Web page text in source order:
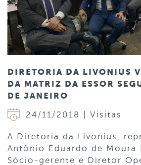
DIRETORIA DA LIVONIUS
DA MATRIZ DA ESSOR
DE JANEIRO
24/11/2018 | Visitas
A Diretoria da Livonius,
Antônio Eduardo de Moura
Sócio-gerente e Diretor